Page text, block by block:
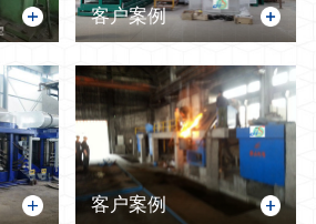
客户案例
客户案例